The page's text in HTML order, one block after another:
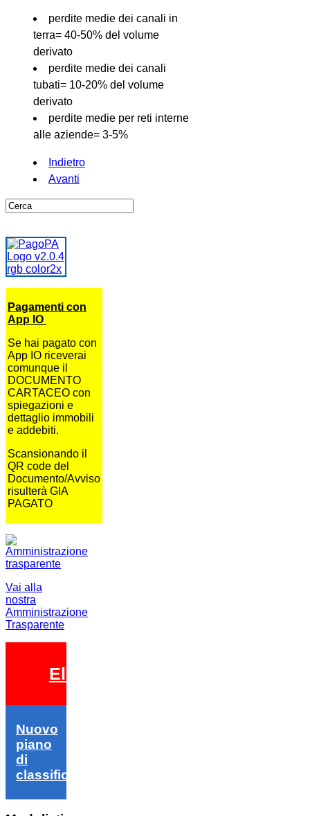
perdite medie dei canali in
terra= 40-50% del volume
derivato
perdite medie dei canali
tubati= 10-20% del volume
derivato
perdite medie per reti interne
alle aziende= 3-5%
Indietro
Avanti
Pagamenti con
App IO
Se hai pagato con
App IO riceverai
comunque il
DOCUMENTO
CARTACEO con
spiegazioni e
dettaglio immobili
e addebiti.
Scansionando il
QR code del
Documento/Avviso
risulterà GIA
PAGATO
Vai alla
nostra
Amministrazione
Trasparente
Elezioni 2026
Nuovo
piano
di
classifica